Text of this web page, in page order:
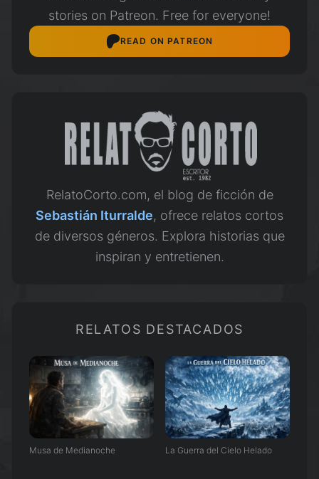
stories on Patreon. Free for everyone!
READ ON PATREON
RelatoCorto.com, el blog de ficción de
Sebastián Iturralde, ofrece relatos cortos
de diversos géneros. Explora historias que
inspiran y entretienen.
RELATOS DESTACADOS
Musa de Medianoche La Guerra del Cielo Helado